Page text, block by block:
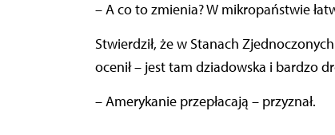
– A co to zmienia? W mikropaństwie
Stwierdził, że w Stanach
ocenił – jest tam dziadowska i bardzo
– Amerykanie przepłacają – przyznał.